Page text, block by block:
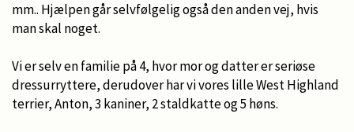
mm.. Hjælpen går selvfølgelig også den anden vej, hvis
man skal noget.
Vi er selv en familie på 4, hvor mor og datter er seriøse
dressurryttere, derudover har vi vores lille West Highland
terrier, Anton, 3 kaniner, 2 staldkatte og 5 høns.